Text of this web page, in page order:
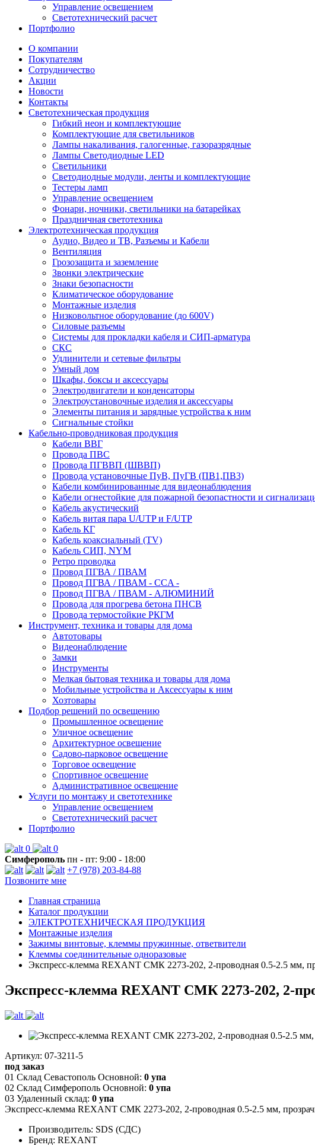
Управление освещением
Светотехнический расчет
Портфолио
О компании
Покупателям
Сотрудничество
Акции
Новости
Контакты
Светотехническая продукция
Гибкий неон и комплектующие
Комплектующие для светильников
Лампы накаливания, галогенные, газоразрядные
Лампы Светодиодные LED
Светильники
Светодиодные модули, ленты и комплектующие
Тестеры ламп
Управление освещением
Фонари, ночники, светильники на батарейках
Праздничная светотехника
Электротехническая продукция
Аудио, Видео и ТВ, Разъемы и Кабели
Вентиляция
Грозозащита и заземление
Звонки электрические
Знаки безопасности
Климатическое оборудование
Монтажные изделия
Низковольтное оборудование (до 600V)
Силовые разъемы
Системы для прокладки кабеля и СИП-арматура
СКС
Удлинители и сетевые фильтры
Умный дом
Шкафы, боксы и аксессуары
Электродвигатели и конденсаторы
Электроустановочные изделия и аксессуары
Элементы питания и зарядные устройства к ним
Сигнальные стойки
Кабельно-проводниковая продукция
Кабели ВВГ
Провода ПВС
Провода ПГВВП (ШВВП)
Провода установочные ПуВ, ПуГВ (ПВ1,ПВ3)
Кабели комбинированные для видеонаблюдения
Кабели огнестойкие для пожарной безопастности и
Кабель акустический
Кабель витая пара U/UTP и F/UTP
Кабель КГ
Кабель коаксиальный (TV)
Кабель СИП, NYM
Ретро проводка
Провод ПГВА / ПВАМ
Провод ПГВА / ПВАМ - CCA -
Провод ПГВА / ПВАМ - АЛЮМИНИЙ
Провода для прогрева бетона ПНСВ
Провода термостойкие РКГМ
Инструмент, техника и товары для дома
Автотовары
Видеонаблюдение
Замки
Инструменты
Мелкая бытовая техника и товары для дома
Мобильные устройства и Аксессуары к ним
Хозтовары
Подбор решений по освещению
Промышленное освещение
Уличное освещение
Архитектурное освещение
Садово-парковое освещение
Торговое освещение
Спортивное освещение
Административное освещение
Услуги по монтажу и светотехнике
Управление освещением
Светотехнический расчет
Портфолио
0
0
Симферополь пн - пт: 9:00 - 18:00
+7 (978) 203-84-88
Позвоните мне
Главная страница
Каталог продукции
ЭЛЕКТРОТЕХНИЧЕСКАЯ ПРОДУКЦИЯ
Монтажные изделия
Зажимы винтовые, клеммы пружинные, ответвители
Клеммы соединительные одноразовые
Экспресс-клемма REXANT СМК 2273-202, 2-проводная 0.5-2.5 мм,
Экспресс-клемма REXANT СМК 2273-202, 2-
Артикул: 07-3211-5
под заказ
01 Склад Севастополь Основной: 0 упа
02 Склад Симферополь Основной: 0 упа
03 Удаленный склад: 0 упа
Экспресс-клемма REXANT СМК 2273-202, 2-проводная 0.5-2.5 мм,
Производитель: SDS (СДС)
Бренд: REXANT